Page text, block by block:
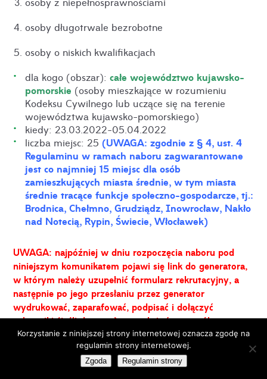
osoby długotrwale bezrobotne
osoby o niskich kwalifikacjach
dla kogo (obszar):całe województwo kujawsko-
pomorskie (osoby mieszkające w rozumieniu
Kodeksu Cywilnego lub uczące się na terenie
województwa kujawsko-pomorskiego)
kiedy: 23.03.2022-05.04.2022
liczba miejsc: 25 (UWAGA: zgodnie z § 4, ust. 4
Regulaminu w ramach naboru zagwarantowane
jest co najmniej 15 miejsc dla osób
zamieszkujących miasta średnie, w tym miasta
średnie tracące funkcje społeczno-gospodarcze, tj.:
Brodnica, Chełmno, Grudziądz, Inowrocław, Nakło
nad Notecią, Rypin, Świecie, Włocławek)
UWAGA: najpóźniej w dniu rozpoczęcia naboru pod
niniejszym komunikatem pojawi się link do generatora,
w którym należy uzupełnić formularz rekrutacyjny, a
następnie po jego przesłaniu przez generator
wydrukować, zaparafować, podpisać i dołączyć
załączniki (jeśli dotyczy) oraz złożyć w sposób
dopuszczalny regulaminem, tj.
osobiście w punkcie rekrutacyjnym: ul. Długa 34,
Korzystanie z niniejszej strony internetowej oznacza zgodę na
regulamin strony internetowej.
Zgoda Regulamin strony